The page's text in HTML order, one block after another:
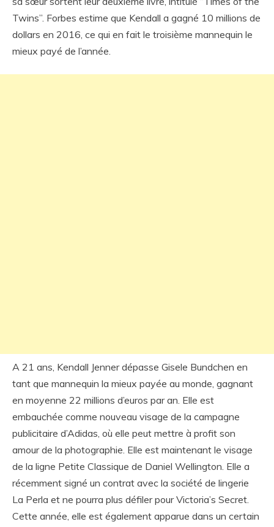
Twins”. Forbes estime que Kendall a gagné 10 millions de
dollars en 2016, ce qui en fait le troisième mannequin le
mieux payé de l’année.
A 21 ans, Kendall Jenner dépasse Gisele Bundchen en
tant que mannequin la mieux payée au monde, gagnant
en moyenne 22 millions d’euros par an. Elle est
embauchée comme nouveau visage de la campagne
publicitaire d’Adidas, où elle peut mettre à profit son
amour de la photographie. Elle est maintenant le visage
de la ligne Petite Classique de Daniel Wellington. Elle a
récemment signé un contrat avec la société de lingerie
La Perla et ne pourra plus défiler pour Victoria’s Secret.
Cette année, elle est également apparue dans un certain